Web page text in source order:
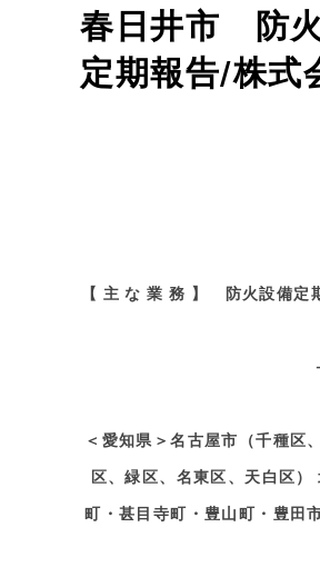
春日井市 防火
定期報告/株式
【 主 な 業 務 】 防火設備
＜愛知県＞名古屋市（千種区
区、緑区、名東区、天白区
町・甚目寺町・豊山町・豊田